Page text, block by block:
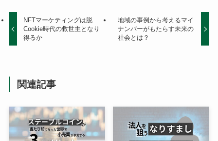
NFTマーケティングは脱
Cookie時代の救世主となり
得るか
地域の事例から考えるマイ
ナンバーがもたらす未来の
社会とは？
関連記事